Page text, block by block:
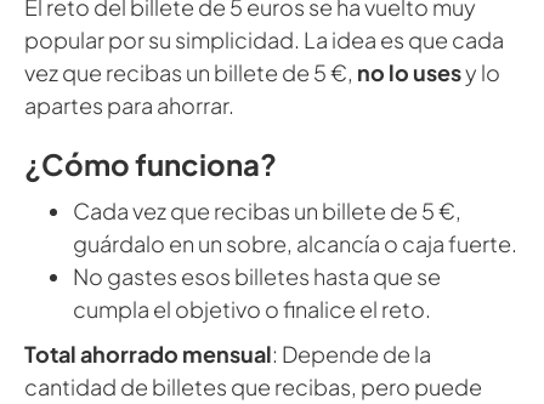
El reto del billete de 5 euros se ha vuelto muy
popular por su simplicidad. La idea es que cada
vez que recibas un billete de 5 €, no lo usesy lo
apartes para ahorrar.
¿Cómo funciona?
Cada vez que recibas un billete de 5 €,
guárdalo en un sobre, alcancía o caja fuerte.
No gastes esos billetes hasta que se
cumpla el objetivo o finalice el reto.
Total ahorrado mensual: Depende de la
cantidad de billetes que recibas, pero puede